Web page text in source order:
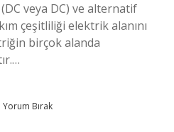
veya DC) ve alternatif
çeşitliliği elektrik alanını
birçok alanda
Yorum Bırak